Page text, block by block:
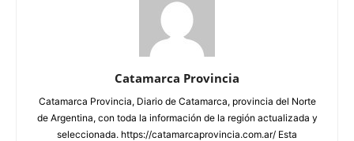
Catamarca Provincia
Catamarca Provincia, Diario de Catamarca, provincia del Norte
de Argentina, con toda la información de la región actualizada y
seleccionada. https://catamarcaprovincia.com.ar/ Esta